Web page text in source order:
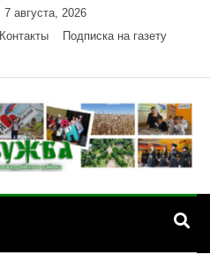
7 августа, 2026
Контакты Подписка на газету
— газета
Республики Адыгея